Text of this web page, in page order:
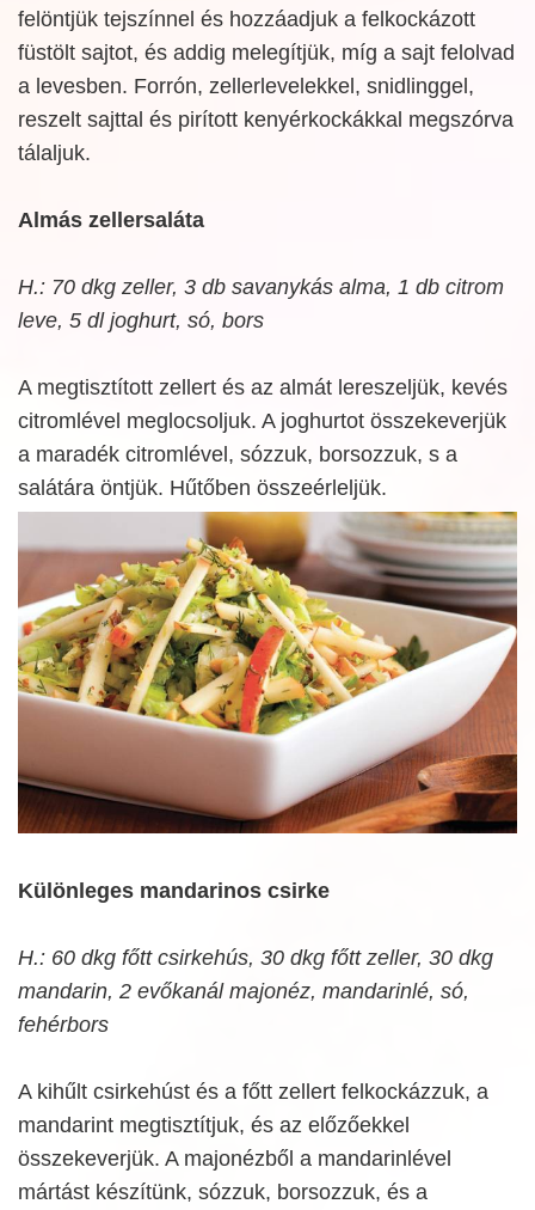
felöntjük tejszínnel és hozzáadjuk a felkockázott
füstölt sajtot, és addig melegítjük, míg a sajt felolvad
a levesben. Forrón, zellerlevelekkel, snidlinggel,
reszelt sajttal és pirított kenyérkockákkal megszórva
tálaljuk.
Almás zellersaláta
H.: 70 dkg zeller, 3 db savanykás alma, 1 db citrom
leve, 5 dl joghurt, só, bors
A megtisztított zellert és az almát lereszeljük, kevés
citromlével meglocsoljuk. A joghurtot összekeverjük
a maradék citromlével, sózzuk, borsozzuk, s a
salátára öntjük. Hűtőben összeérleljük.
Különleges mandarinos csirke
H.: 60 dkg főtt csirkehús, 30 dkg főtt zeller, 30 dkg
mandarin, 2 evőkanál majonéz, mandarinlé, só,
fehérbors
A kihűlt csirkehúst és a főtt zellert felkockázzuk, a
mandarint megtisztítjuk, és az előzőekkel
összekeverjük. A majonézből a mandarinlével
mártást készítünk, sózzuk, borsozzuk, és a